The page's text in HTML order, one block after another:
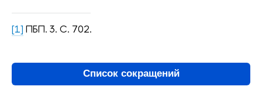
[1] ПБП. 3. С. 702.
Список сокращений